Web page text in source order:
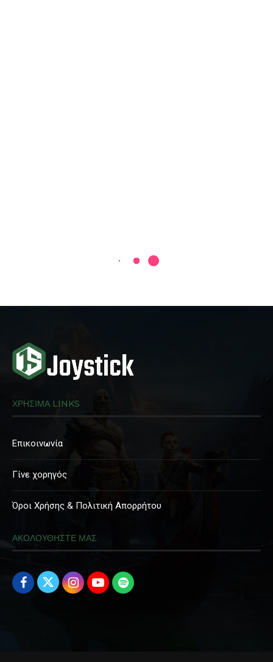
ΧΡΗΣΙΜΑ LINKS
Επικοινωνία
Γίνε χορηγός
Όροι Χρήσης & Πολιτική Απορρήτου
ΑΚΟΛΟΥΘΗΣΤΕ ΜΑΣ